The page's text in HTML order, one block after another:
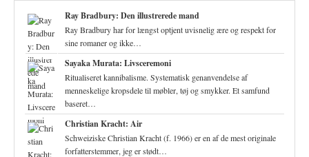
Ray Bradbury: Den illustrerede mand
Ray Bradbury har for længst optjent uvisnelig ære og respekt for
sine romaner og ikke…
Sayaka Murata: Livsceremoni
Ritualiseret kannibalisme. Systematisk genanvendelse af
menneskelige kropsdele til møbler, tøj og smykker. Et samfund
baseret…
Christian Kracht: Air
Schweiziske Christian Kracht (f. 1966) er en af de mest originale
forfatterstemmer, jeg er stødt…